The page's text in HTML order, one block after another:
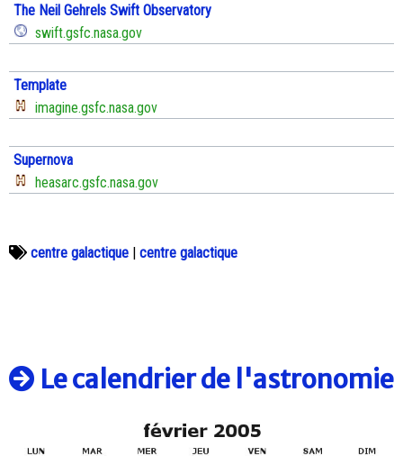
The Neil Gehrels Swift Observatory
swift.gsfc.nasa.gov
Template
imagine.gsfc.nasa.gov
Supernova
heasarc.gsfc.nasa.gov
centre galactique | centre galactique
Le calendrier de l'astronomie